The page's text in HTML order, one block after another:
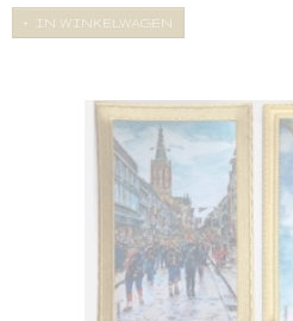
IN WINKELWAGEN